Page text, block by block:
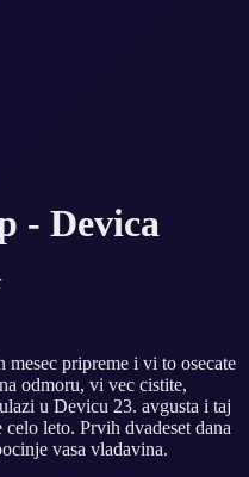
- Devica
pripreme i vi to osecate
odmoru, vi vec cistite,
u Devicu 23. avgusta i taj
leto. Prvih dvadeset dana
vasa vladavina.